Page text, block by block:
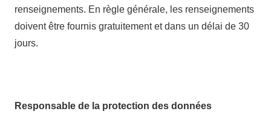
renseignements. En règle générale, les renseignements
doivent être fournis gratuitement et dans un délai de 30
jours.
Responsable de la protection des données